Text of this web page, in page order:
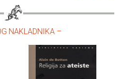
NAKLADNIKA –